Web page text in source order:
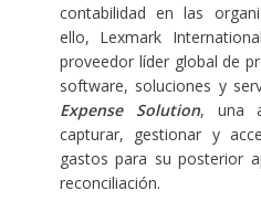
contabilidad en las
ello, Lexmark
proveedor líder global de
software, soluciones y
Expense Solution, una
capturar, gestionar y
gastos para su posterior
reconciliación.